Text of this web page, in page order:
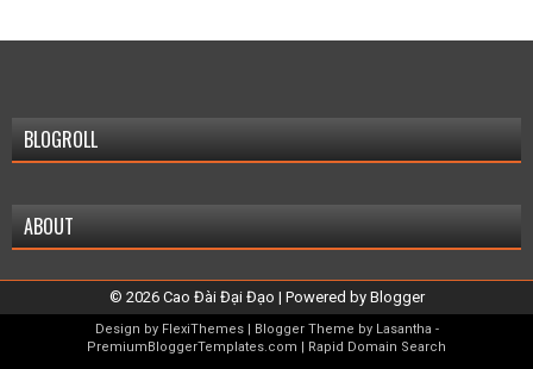
BLOGROLL
ABOUT
© 2026 Cao Đài Đại Đạo | Powered by Blogger
Design by FlexiThemes| Blogger Theme by Lasantha -
PremiumBloggerTemplates.com
Rapid Domain Search